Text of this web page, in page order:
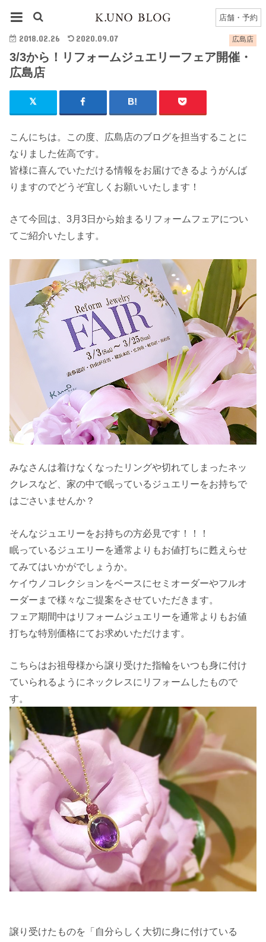
店舗・予約
3/3から！リフォームジュエリーフェア開催・広島店
広島店
2018.02.26 2020.09.07
3/3から！リフォームジュエリーフェア開催・
広島店
こんにちは。この度、広島店のブログを担当することに
なりました佐高です。
皆様に喜んでいただける情報をお届けできるようがんば
りますのでどうぞ宜しくお願いいたします！
さて今回は、3月3日から始まるリフォームフェアについ
てご紹介いたします。
みなさんは着けなくなったリングや切れてしまったネッ
クレスなど、家の中で眠っているジュエリーをお持ちで
はごさいませんか？
そんなジュエリーをお持ちの方必見です！！！
眠っているジュエリーを通常よりもお値打ちに甦えらせ
てみてはいかがでしょうか。
ケイウノコレクションをベースにセミオーダーやフルオ
ーダーまで様々なご提案をさせていただきます。
フェア期間中はリフォームジュエリーを通常よりもお値
打ちな特別価格にてお求めいただけます。
こちらはお祖母様から譲り受けた指輪をいつも身に付け
ていられるようにネックレスにリフォームしたもので
す。
譲り受けたものを「自分らしく大切に身に付けている